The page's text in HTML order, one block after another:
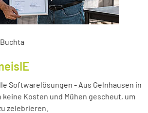
Softwarelösungen - Aus Gelnhausen in
keine Kosten und Mühen gescheut, um
zelebrieren.